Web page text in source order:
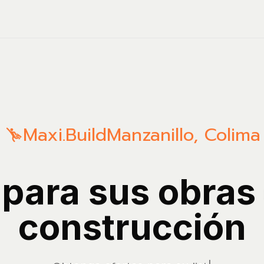
Maxi.BuildManzanillo, Colima
sus obras
construcción